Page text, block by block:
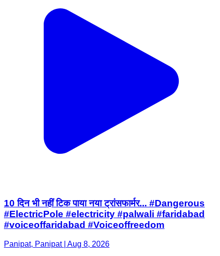
10 दिन भी नहीं टिक पाया नया ट्रांसफार्मर... #Dangerous
#ElectricPole #electricity #palwali #faridabad
#voiceoffaridabad #Voiceoffreedom
Panipat, Panipat | Aug 8, 2026